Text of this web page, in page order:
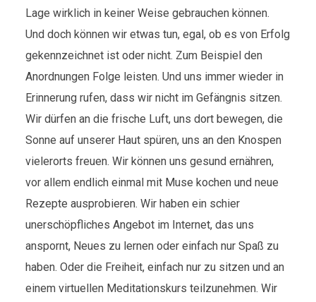
Lage wirklich in keiner Weise gebrauchen können.
Und doch können wir etwas tun, egal, ob es von Erfolg
gekennzeichnet ist oder nicht. Zum Beispiel den
Anordnungen Folge leisten. Und uns immer wieder in
Erinnerung rufen, dass wir nicht im Gefängnis sitzen.
Wir dürfen an die frische Luft, uns dort bewegen, die
Sonne auf unserer Haut spüren, uns an den Knospen
vielerorts freuen. Wir können uns gesund ernähren,
vor allem endlich einmal mit Muse kochen und neue
Rezepte ausprobieren. Wir haben ein schier
unerschöpfliches Angebot im Internet, das uns
anspornt, Neues zu lernen oder einfach nur Spaß zu
haben. Oder die Freiheit, einfach nur zu sitzen und an
einem virtuellen Meditationskurs teilzunehmen. Wir